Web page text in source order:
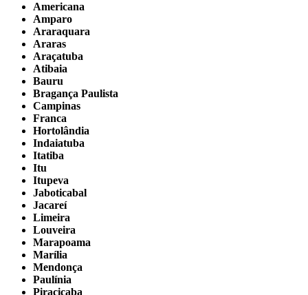
Americana
Amparo
Araraquara
Araras
Araçatuba
Atibaia
Bauru
Bragança Paulista
Campinas
Franca
Hortolândia
Indaiatuba
Itatiba
Itu
Itupeva
Jaboticabal
Jacareí
Limeira
Louveira
Marapoama
Marília
Mendonça
Paulínia
Piracicaba